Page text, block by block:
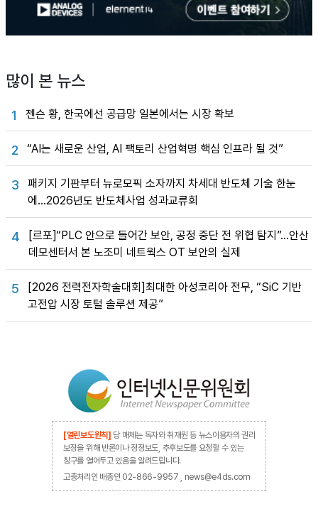
많이 본 뉴스
1 젠슨 황, 한국에선 공급망 일본에서는 시장 확보
2 “AI는 새로운 산업, AI 팩토리 산업혁명 핵심 인프라 될 것”
3
패키지 기판부터 뉴로모픽 소자까지 차세대 반도체 기술 한눈
에…2026년도 반도체사업 성과교류회
4
[르포]“PLC 안으로 들어간 보안, 공정 중단 전 위협 탐지”…안산
데모센터서 본 노조미 네트웍스 OT 보안의 실제
5
[2026 전력전자학술대회]최대한 아성코리아 전무, “SiC 기반
고전압 시장 토털 솔루션 제공”
[열린보도원칙] 당 매체는 독자와 취재원 등 뉴스이용자의 권리
보장을 위해 반론이나 정정보도, 추후보도를 요청할 수 있는
창구를 열어두고 있음을 알려드립니다.
고충처리인 배종인 02-866-9957 , news@e4ds.com